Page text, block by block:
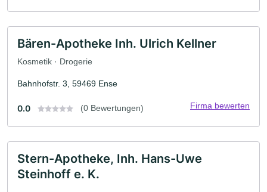
Bären-Apotheke Inh. Ulrich Kellner
Kosmetik · Drogerie
Bahnhofstr. 3, 59469 Ense
0.0 (0 Bewertungen) Firma bewerten
Stern-Apotheke, Inh. Hans-Uwe
Steinhoff e. K.